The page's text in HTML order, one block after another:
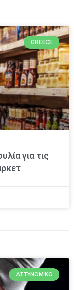
GREECE
για τις
ΑΣΤΥΝΟΜΙΚΌ